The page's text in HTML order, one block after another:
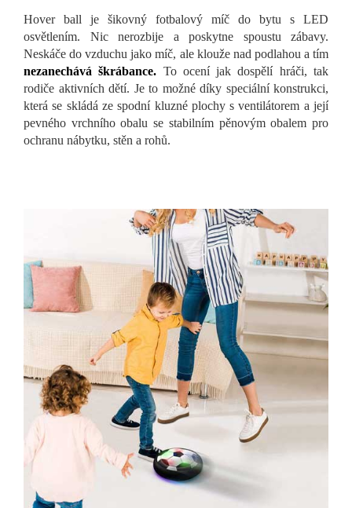
Hover ball je šikovný fotbalový míč do bytu s LED
osvětlením. Nic nerozbije a poskytne spoustu zábavy.
Neskáče do vzduchu jako míč, ale klouže nad podlahou a tím
nezanechává škrábance. To ocení jak dospělí hráči, tak
rodiče aktivních dětí. Je to možné díky speciální konstrukci,
která se skládá ze spodní kluzné plochy s ventilátorem a její
pevného vrchního obalu se stabilním pěnovým obalem pro
ochranu nábytku, stěn a rohů.